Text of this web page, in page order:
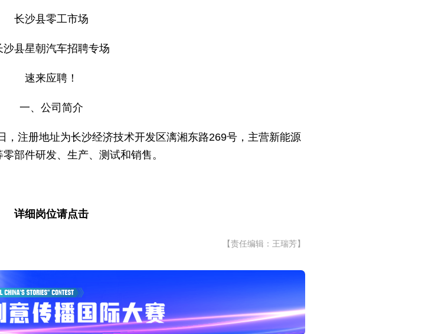
长沙县零工市场
沙县星朝汽车招聘专场
速来应聘！
一、公司简介
，注册地址为长沙经济技术开发区漓湘东路269号，主营新能源
部件研发、生产、测试和销售。
详细岗位请点击
【责任编辑：王瑞芳】